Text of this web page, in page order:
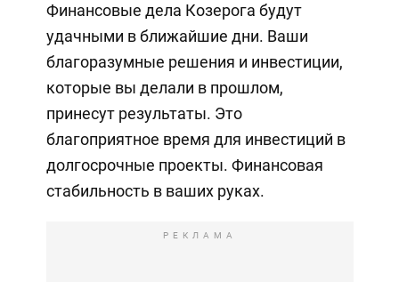
Финансовые дела Козерога будут
удачными в ближайшие дни. Ваши
благоразумные решения и инвестиции,
которые вы делали в прошлом,
принесут результаты. Это
благоприятное время для инвестиций в
долгосрочные проекты. Финансовая
стабильность в ваших руках.
РЕКЛАМА